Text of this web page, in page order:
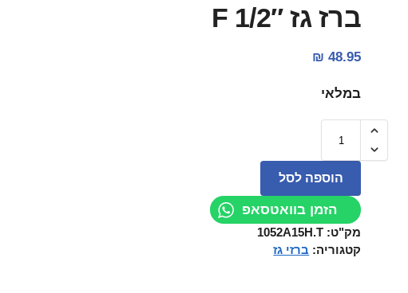
ברז גז 1/2″ F
₪ 48.95
במלאי
הוספה לסל
הזמן בוואטסאפ
מק"ט: 1052A15H.T
קטגוריה: ברזי גז